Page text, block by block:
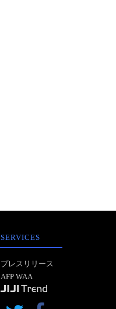
SERVICES
プレスリリース
AFP WAA